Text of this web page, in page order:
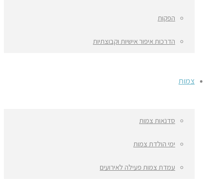
הפקות
הדרכות איפור אישיות וקבוצתיות
צמות
סדנאות צמות
ימי הולדת צמות
עמדת צמות פעילה לאירועים